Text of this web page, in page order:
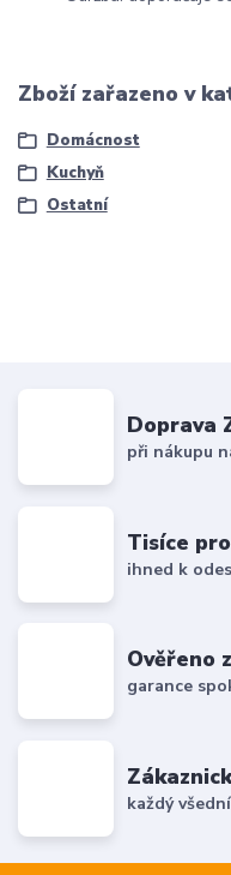
Zboží zařazeno v
Domácnost
Kuchyň
Ostatní
Doprava
při nákupu
Tisíce
ihned k
Ověřeno
garance
každý